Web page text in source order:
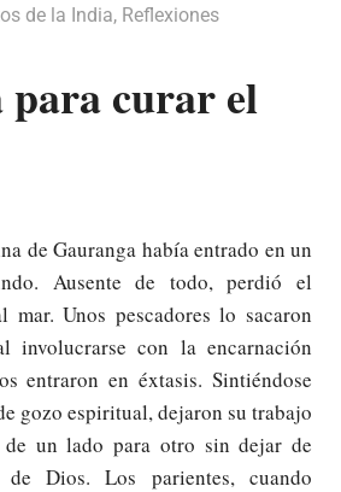
de la India, Reflexiones
curar el
de Gauranga había entrado en un
Ausente de todo, perdió el
Unos pescadores lo sacaron
involucrarse con la encarnación
entraron en éxtasis. Sintiéndose
gozo espiritual, dejaron su trabajo
un lado para otro sin dejar de
Dios. Los parientes, cuando